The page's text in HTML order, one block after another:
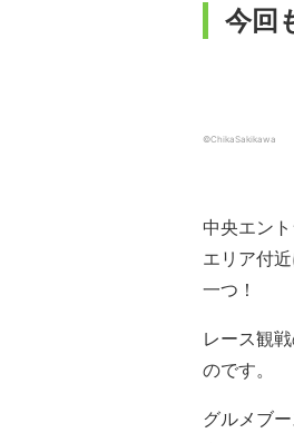
今回
©ChikaSakikawa
中央エン
エリア付
一つ！
レース観
のです。
グルメブ